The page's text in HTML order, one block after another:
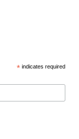
* indicates required